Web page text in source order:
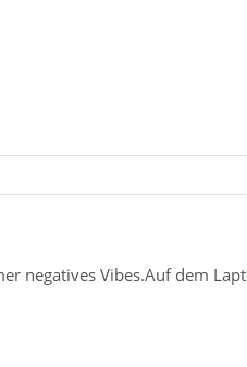
negatives Vibes.Auf dem